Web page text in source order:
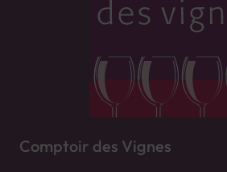
Comptoir des Vignes